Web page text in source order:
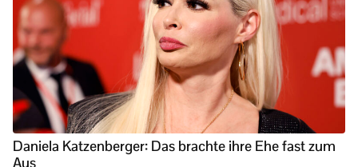
Daniela Katzenberger: Das brachte ihre Ehe fast zum
Aus